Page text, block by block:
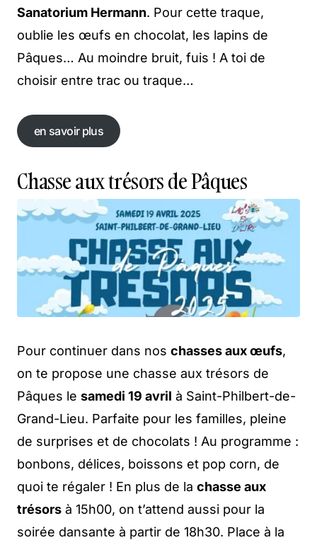
Sanatorium Hermann. Pour cette traque,
oublie les œufs en chocolat, les lapins de
Pâques… Au moindre bruit, fuis ! A toi de
choisir entre trac ou traque…
en savoir plus
en savoir plus
Chasse aux trésors de Pâques
Pour continuer dans nos chasses aux œufs,
on te propose une chasse aux trésors de
Pâques le samedi 19 avril à Saint-Philbert-de-
Grand-Lieu. Parfaite pour les familles, pleine
de surprises et de chocolats ! Au programme :
bonbons, délices, boissons et pop corn, de
quoi te régaler ! En plus de la chasse aux
trésors à 15h00, on t’attend aussi pour la
soirée dansante à partir de 18h30. Place à la